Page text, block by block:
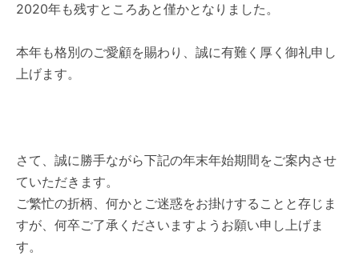
2020年も残すところあと僅かとなりました。
本年も格別のご愛顧を賜わり、誠に有難く厚く御礼申し
上げます。
さて、誠に勝手ながら下記の年末年始期間をご案内させ
ていただきます。
ご繁忙の折柄、何かとご迷惑をお掛けすることと存じま
すが、何卒ご了承くださいますようお願い申し上げま
す。